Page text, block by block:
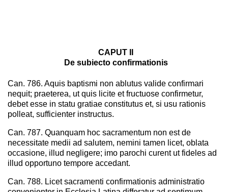
CAPUT II
De subiecto confirmationis
Can. 786. Aquis baptismi non ablutus valide confirmari
nequit; praeterea, ut quis licite et fructuose confirmetur,
debet esse in statu gratiae constitutus et, si usu rationis
polleat, sufficienter instructus.
Can. 787. Quanquam hoc sacramentum non est de
necessitate medii ad salutem, nemini tamen licet, oblata
occasione, illud negligere; imo parochi curent ut fideles ad
illud opportuno tempore accedant.
Can. 788. Licet sacramenti confirmationis administratio